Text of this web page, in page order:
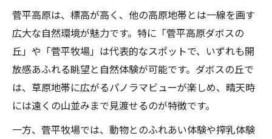
ダボスの丘で出会う菅平の絶景
菅平観光の拠点におすすめの散策術
菅平牧場で過ごす爽快アクティビティ
菅平牧場体験アクティビティ早見表
季節ごとの菅平牧場おすすめの楽しみ方
菅平牧場で味わう自然とふれあい
アウトドア好きに人気の牧場体験
菅平高原は、標高が高く、他の高原地帯とは一線を画す
広大な自然環境が魅力です。特に「菅平高原ダボスの
丘」や「菅平牧場」は代表的なスポットで、いずれも開
放感あふれる眺望と自然体験が可能です。ダボスの丘で
は、草原地帯に広がるパノラマビューが楽しめ、晴天時
には遠くの山並みまで見渡せるのが特徴です。
一方、菅平牧場では、動物とのふれあい体験や搾乳体験